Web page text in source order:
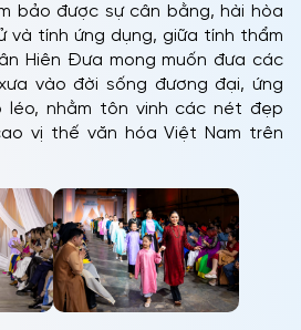
bảo được sự cân bằng, hài hòa
và tính ứng dụng, giữa tính thẩm
Hiên Đưa mong muốn đưa các
vào đời sống đương đại, ứng
léo, nhằm tôn vinh các nét đẹp
vị thế văn hóa Việt Nam trên